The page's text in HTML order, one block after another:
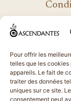
Pour offrir les
telles que les
appareils. Le fait de
traiter des données
uniques sur ce site.
consentement peut
Pierres de
bijoux